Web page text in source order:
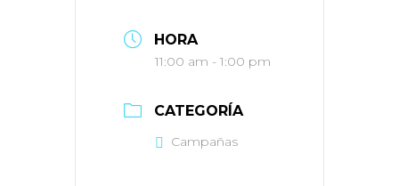
HORA
11:00 am - 1:00 pm
CATEGORÍA
Campañas